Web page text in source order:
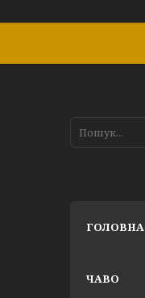
ГОЛОВНА
ЧАВО